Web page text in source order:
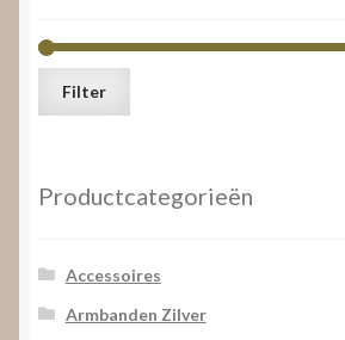
Filter
Productcategorieën
Accessoires
Armbanden Zilver